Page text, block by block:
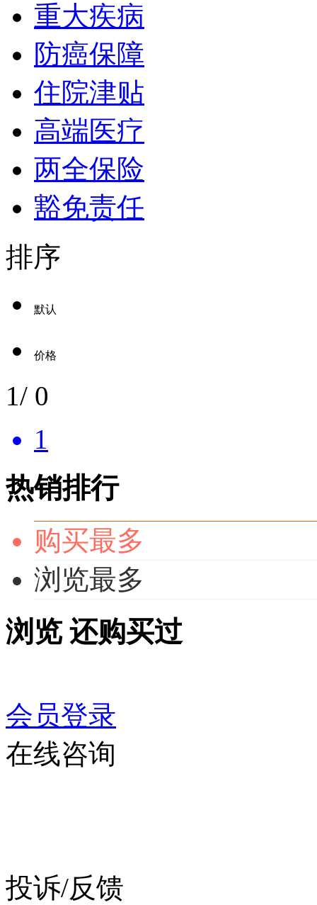
重大疾病
防癌保障
住院津贴
高端医疗
两全保险
豁免责任
排序
默认
价格
1/ 0
1
热销排行
购买最多
浏览最多
浏览 还购买过
会员登录
在线咨询
投诉/反馈